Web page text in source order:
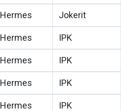
Hermes Jokerit
Hermes IPK
Hermes IPK
Hermes IPK
Hermes IPK